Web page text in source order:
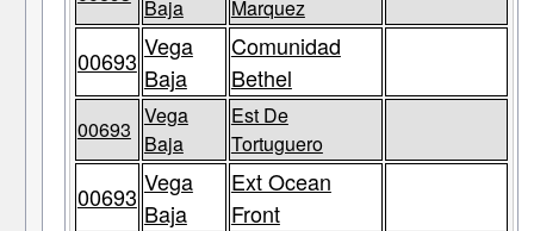
Baja
Marquez
00693 Vega
Baja
Comunidad
Bethel
00693
Vega
Baja
Est De
Tortuguero
00693 Vega
Baja
Ext Ocean
Front